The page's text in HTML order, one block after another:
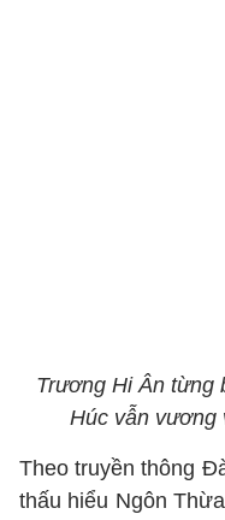
Trương Hi Ân từng
Húc vẫn vương
Theo truyền thông
thấu hiểu Ngôn